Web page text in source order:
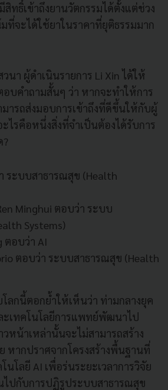
ทธิ์เข้าถึงยานวัตกรรมได้ตั้งแต่ช่วง
ที่จะได้ใช้ยาในราคาที่ยุติธรรมมาก
นา ผู้ดำเนินรายการ Li Xin ได้ให้
บคำถามสั้นๆ ว่า หากจะทำให้การ
ารถส่งมอบการเข้าถึงที่ดีขึ้นให้กับผู้
ไรคือหนึ่งสิ่งที่จำเป็นต้องได้รับการ
ระบบสาธารณสุข (Health
Minghui ตอบว่า ระบบ
Systems)
ตอบว่า AI
ตอบว่า ระบบสาธารณสุข (Health
ลกนี้ตอกย้ำให้เห็นว่า ท่ามกลางยุค
ะเทคโนโลยีการแพทย์พัฒนาไป
วหน้าเหล่านั้นจะไม่สามารถสร้าง
หากปราศจากโครงสร้างพื้นฐานที่
นโลยี AI เพื่อร่นระยะเวลาการวิจัย
ไปกับการปฏิรูประบบสาธารณสุข